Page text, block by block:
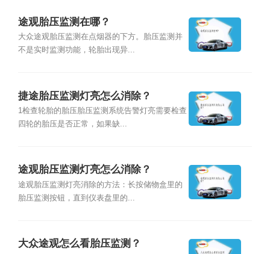
途观胎压监测在哪？
大众途观胎压监测在点烟器的下方。胎压监测并
不是实时监测功能，轮胎出现异...
捷途胎压监测灯亮怎么消除？
1检查轮胎的胎压胎压监测系统告警灯亮需要检查
四轮的胎压是否正常，如果缺...
途观胎压监测灯亮怎么消除？
途观胎压监测灯亮消除的方法：长按储物盒里的
胎压监测按钮，直到仪表盘里的...
大众途观怎么看胎压监测？